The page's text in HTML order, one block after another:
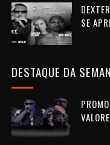
SE
DESTAQUE DA